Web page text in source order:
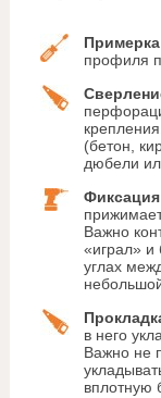
профиля
(бетон,
дюбели
Важно
«играл» и
углах
в него
Важно не
вплотную